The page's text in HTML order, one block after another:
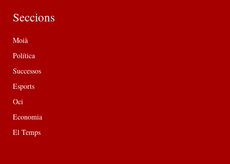
Seccions
Moià
Política
Successos
Esports
Oci
Economia
El Temps